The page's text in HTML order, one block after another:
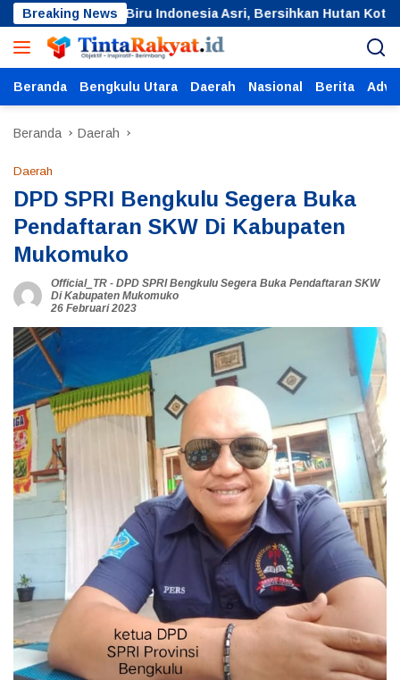
Langsung
ke
konten
Breaking News
Langit Biru Indonesia Asri, Bersihkan Hutan Kota
Beranda Bengkulu Utara Daerah Nasional Berita
Beranda Daerah
Daerah
DPD SPRI Bengkulu Segera Buka
Pendaftaran SKW Di Kabupaten
Mukomuko
Official_TR - DPD SPRI Bengkulu Segera Buka Pendaftaran SKW
Di Kabupaten Mukomuko
26 Februari 2023